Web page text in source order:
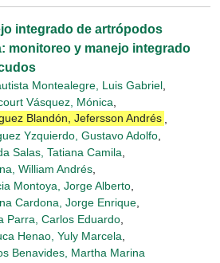
integrado de artrópodos
monitoreo y manejo integrado
Montealegre, Luis Gabriel
Vásquez, Mónica
Blandón, Jefersson Andrés
Yzquierdo, Gustavo Adolfo
Salas, Tatiana Camila
William Andrés
Montoya, Jorge Alberto
Cardona, Jorge Enrique
Parra, Carlos Eduardo
Henao, Yuly Marcela
Benavides, Martha Marina